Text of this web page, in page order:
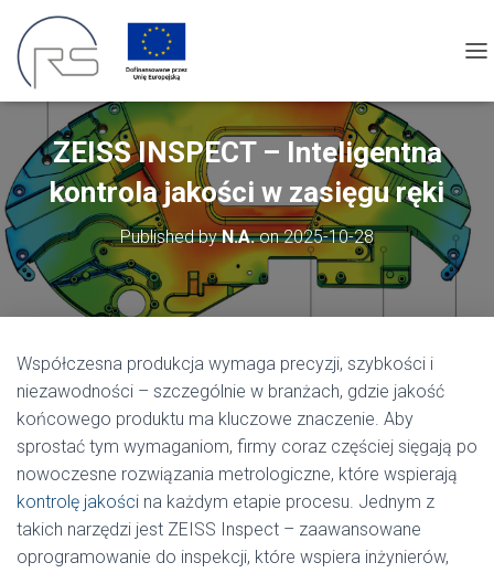
ZEISS INSPECT – Inteligentna
kontrola jakości w zasięgu ręki
Published byN.A.on2025-10-28
Współczesna produkcja wymaga precyzji, szybkości i
niezawodności – szczególnie w branżach, gdzie jakość
końcowego produktu ma kluczowe znaczenie. Aby
sprostać tym wymaganiom, firmy coraz częściej sięgają po
nowoczesne rozwiązania metrologiczne, które wspierają
kontrolę jakości na każdym etapie procesu. Jednym z
takich narzędzi jest ZEISS Inspect – zaawansowane
oprogramowanie do inspekcji, które wspiera inżynierów,